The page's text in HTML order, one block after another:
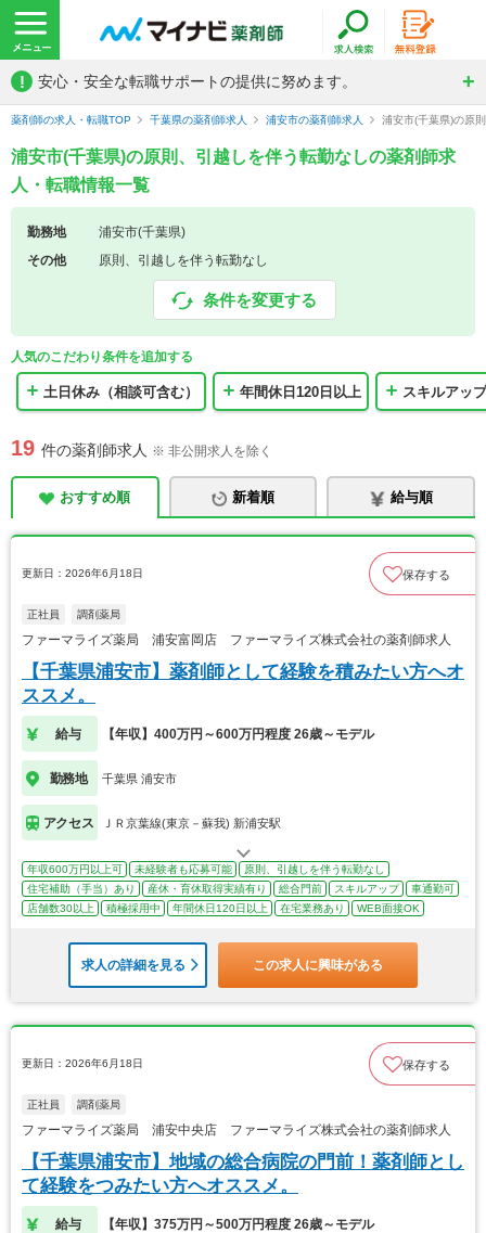
! 安心・安全な転職サポートの提供に努めます。
薬剤師の求人・転職TOP 千葉県の薬剤師求人 浦安市の薬剤師求人 浦安市(千葉県)の原
浦安市(千葉県)の原則、引越しを伴う転勤なしの薬剤師求
人・転職情報一覧
勤務地
浦安市(千葉県)
その他
原則、引越しを伴う転勤なし
条件を変更する
人気のこだわり条件を追加する
土日休み（相談可含む） 年間休日120日以上 スキルアップ
19 件の薬剤師求人 ※ 非公開求人を除く
おすすめ順 新着順 給与順
更新日：2026年6月18日 保存する
正社員 調剤薬局
ファーマライズ薬局 浦安富岡店 ファーマライズ株式会社の薬剤師求人
【千葉県浦安市】薬剤師として経験を積みたい方へオ
ススメ。
給与 【年収】400万円～600万円程度 26歳～モデル
勤務地 千葉県 浦安市
アクセス ＪＲ京葉線(東京－蘇我) 新浦安駅
年収600万円以上可 未経験者も応募可能
原則、引越しを伴う転勤なし
住宅補助（手当）あり
産休・育休取得実績有り 総合門前 スキルアップ
車通勤可
店舗数30以上
積極採用中 年間休日120日以上 在宅業務あり WEB面接OK
求人の詳細を見る この求人に興味がある
更新日：2026年6月18日 保存する
正社員 調剤薬局
ファーマライズ薬局 浦安中央店 ファーマライズ株式会社の薬剤師求人
【千葉県浦安市】地域の総合病院の門前！薬剤師とし
て経験をつみたい方へオススメ。
給与 【年収】375万円～500万円程度 26歳～モデル